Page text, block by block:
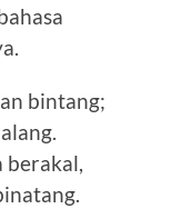
bintang;
berakal,